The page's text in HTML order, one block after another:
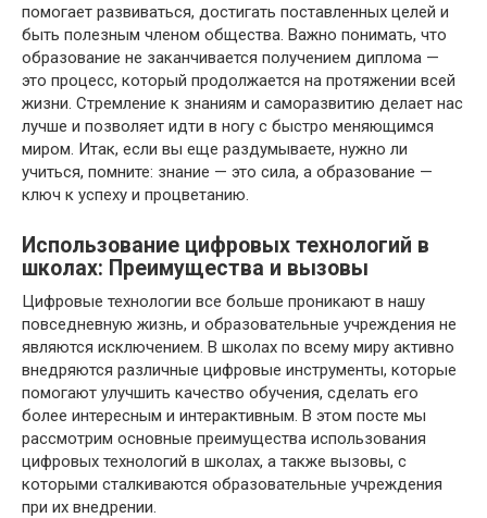
помогает развиваться, достигать поставленных целей и
быть полезным членом общества. Важно понимать, что
образование не заканчивается получением диплома —
это процесс, который продолжается на протяжении всей
жизни. Стремление к знаниям и саморазвитию делает нас
лучше и позволяет идти в ногу с быстро меняющимся
миром. Итак, если вы еще раздумываете, нужно ли
учиться, помните: знание — это сила, а образование —
ключ к успеху и процветанию.
Использование цифровых технологий в
школах: Преимущества и вызовы
Цифровые технологии все больше проникают в нашу
повседневную жизнь, и образовательные учреждения не
являются исключением. В школах по всему миру активно
внедряются различные цифровые инструменты, которые
помогают улучшить качество обучения, сделать его
более интересным и интерактивным. В этом посте мы
рассмотрим основные преимущества использования
цифровых технологий в школах, а также вызовы, с
которыми сталкиваются образовательные учреждения
при их внедрении.